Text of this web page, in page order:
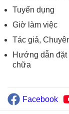
Tuyển dụng
Giờ làm việc
Tác giả,
Hướng dẫn
chữa
Facebook